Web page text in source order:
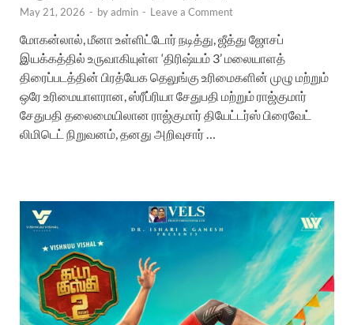
May 21, 2026 - byadmin - Leave a Comment
மோகன்லால், மீனா உள்ளிட்டோர் நடித்து, ஜீத்து ஜோசப்
இயக்கத்தில் உருவாகியுள்ள ‘திரிஷ்யம் 3’ மலையாளத்
திரைப்படத்தின் பிரத்யேக தெலுங்கு உரிமைகளின் முழு மற்றும்
ஒரே உரிமையாளரான, ஸ்ரீப்ரியா சேதுபதி மற்றும் ராஜ்குமார்
சேதுபதி தலைமையிலான ராஜ்குமார் தியேட்டர்ஸ் பிரைவேட்
லிமிடெட் நிறுவனம், தனது அறிவுசார் …